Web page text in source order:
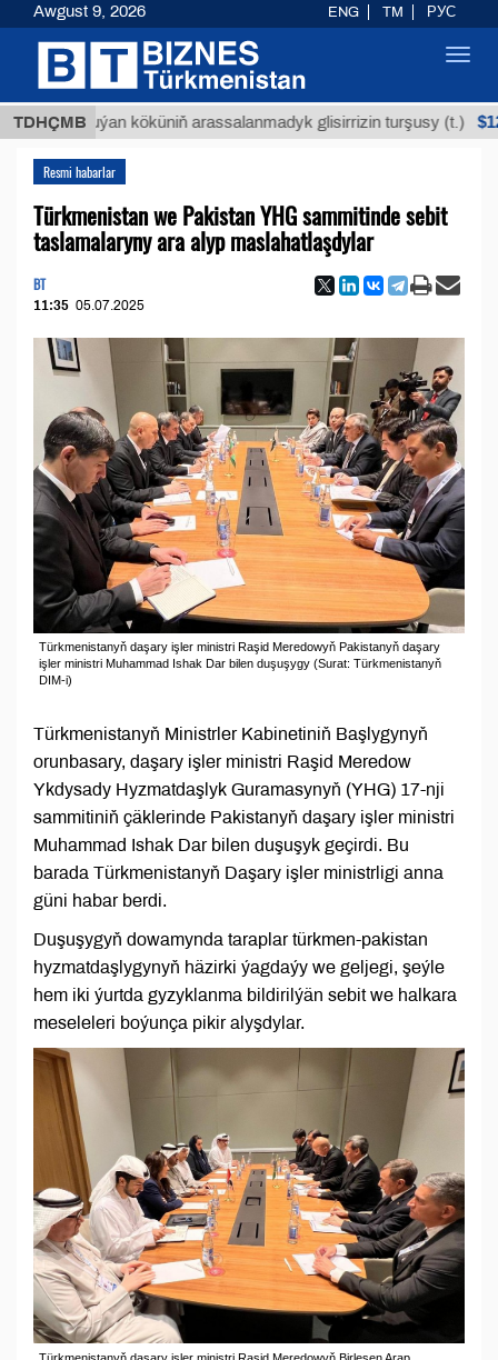
TDHÇMB
Buýan köküniň arassalanmadyk glisirrizin turşusy (t.) $12935,18
Resmi habarlar
Türkmenistan we Pakistan YHG sammitinde sebit
taslamalaryny ara alyp maslahatlaşdylar
BT
11:35 05.07.2025
Türkmenistanyň daşary işler ministri Raşid Meredowyň Pakistanyň daşary
işler ministri Muhammad Ishak Dar bilen duşuşygy (Surat: Türkmenistanyň
DIM-i)
Türkmenistanyň Ministrler Kabinetiniň Başlygynyň
orunbasary, daşary işler ministri Raşid Meredow
Ykdysady Hyzmatdaşlyk Guramasynyň (YHG) 17-nji
sammitiniň çäklerinde Pakistanyň daşary işler ministri
Muhammad Ishak Dar bilen duşuşyk geçirdi. Bu
barada Türkmenistanyň Daşary işler ministrligi anna
güni habar berdi.
Duşuşygyň dowamynda taraplar türkmen-pakistan
hyzmatdaşlygynyň häzirki ýagdaýy we geljegi, şeýle
hem iki ýurtda gyzyklanma bildirilýän sebit we halkara
meseleleri boýunça pikir alyşdylar.
Awgust 9, 2026 ENG TM РУС